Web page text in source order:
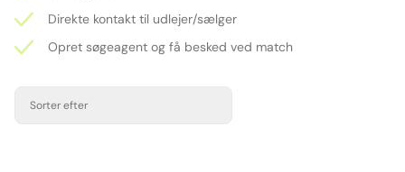
Direkte kontakt til udlejer/sælger
Opret søgeagent og få besked ved match
Sorter efter